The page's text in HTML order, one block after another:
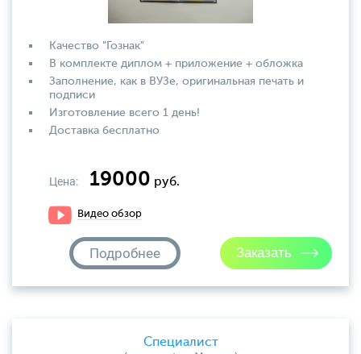
Качество "Гознак"
В комплекте диплом + приложение + обложка
Заполнение, как в ВУЗе, оригинальная печать и
подписи
Изготовление всего 1 день!
Доставка бесплатно
Цена: 19000 руб.
Видео обзор
Подробнее
Специалист